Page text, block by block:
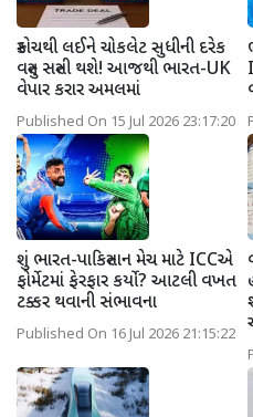
સ્કોચથી લઈને ચોકલેટ સુધીની દરેક
વસ્તુ સસ્તી થશે! આજથી ભારત-UK
વેપાર કરાર અમલમાં
Published On 15 Jul 2026 23:17:20
શું ભારત-પાકિસ્તાન મેચ માટે ICCએ
ફોર્મેટમાં ફેરફાર કર્યો? આટલી વખત
ટક્કર થવાની સંભાવના
Published On 16 Jul 2026 21:15:22